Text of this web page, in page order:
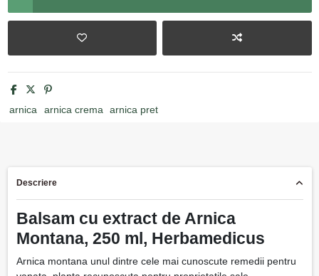
arnica arnica crema arnica pret
Descriere
Balsam cu extract de Arnica
Montana, 250 ml, Herbamedicus
Arnica montana unul dintre cele mai cunoscute remedii pentru